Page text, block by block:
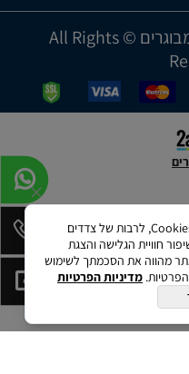
דש מדיקס מוצרי ספיגה למבוגרים © All Rights
לידיעתך, באתרנו נעשה שימוש בקבצי Cookies, לרבות של צדדים
חוויית הגלישה והצגת
מהווה את הסכמתך לשימוש
מדיניות הפרטיות